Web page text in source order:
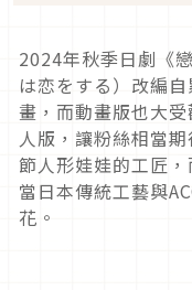
2024年秋季日劇《
は恋をする）改編
畫，而動畫版也大
人版，讓粉絲相當
節人形娃娃的工匠
當日本傳統工藝與
花。